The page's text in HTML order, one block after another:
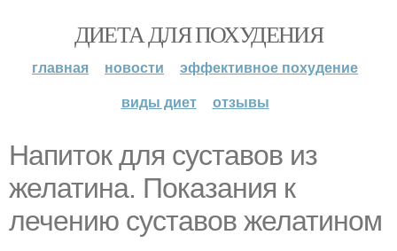
ДИЕТА ДЛЯ ПОХУДЕНИЯ
главная новости
эффективное похудение
виды диет
отзывы
Напиток для суставов из
желатина. Показания к
лечению суставов желатином